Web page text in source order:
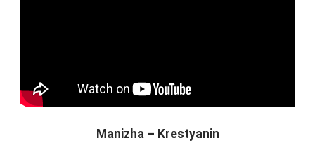
Manizha – Krestyanin